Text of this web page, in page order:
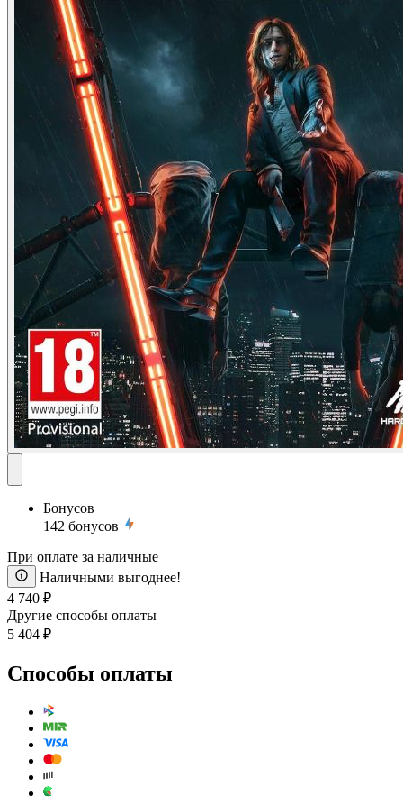
Бонусов
142 бонусов
При оплате за наличные
Наличными выгоднее!
4 740 ₽
Другие способы оплаты
5 404 ₽
Способы оплаты